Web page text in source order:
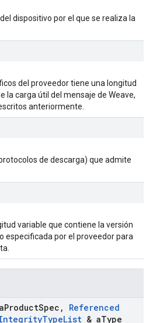
dispositivo por el que se realiza la
del proveedor tiene una longitud
la carga útil del mensaje de Weave,
anteriormente.
de descarga) que admite
variable que contiene la versión
especificada por el proveedor para
ProductSpec ,
Referenced
TypeList & aType